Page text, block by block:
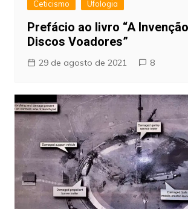
Ceticismo Ufologia
Prefácio ao livro “A
Discos Voadores”
29 de agosto de 2021 8